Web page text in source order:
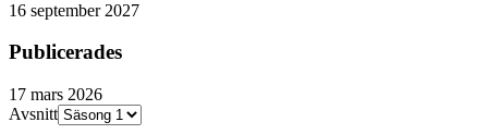
16 september 2027
Publicerades
17 mars 2026
Avsnitt